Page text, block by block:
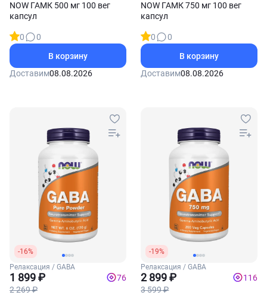
NOW ГАМК 500 мг 100 вег
капсул
0
0
В корзину
Доставим08.08.2026
NOW ГАМК 750 мг 100 вег
капсул
0
0
В корзину
Доставим08.08.2026
-16%
Релаксация / GABA
1 899 ₽
2 269 ₽
76
-19%
Релаксация / GABA
2 899 ₽
3 599 ₽
116